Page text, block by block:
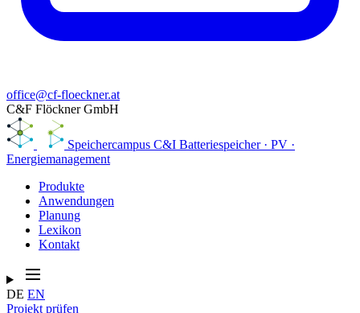
office@cf-floeckner.at
C&F Flöckner GmbH
Speichercampus C&I Batteriespeicher · PV ·
Energiemanagement
Produkte
Anwendungen
Planung
Lexikon
Kontakt
DE EN
Projekt prüfen